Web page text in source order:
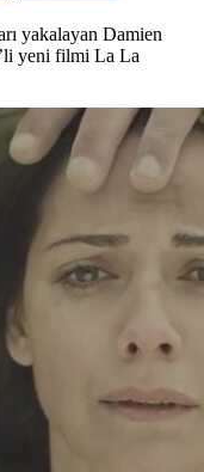
yakalayan Damien
yeni filmi La La